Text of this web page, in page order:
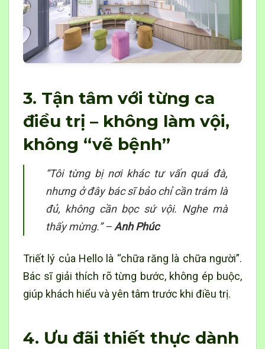
3. Tận tâm với từng ca
điều trị – không làm vội,
không “vẽ bệnh”
“Tôi từng bị nơi khác tư vấn quá đà,
nhưng ở đây bác sĩ bảo chỉ cần trám là
đủ, không cần bọc sứ vội. Nghe mà
thấy mừng.” –Anh Phúc
Triết lý của Hello là “chữa răng là chữa người”.
Bác sĩ giải thích rõ từng bước, không ép buộc,
giúp khách hiểu và yên tâm trước khi điều trị.
4. Ưu đãi thiết thực dành